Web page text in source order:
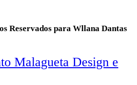
Reservados para Wllana Dantas
Malagueta Design e